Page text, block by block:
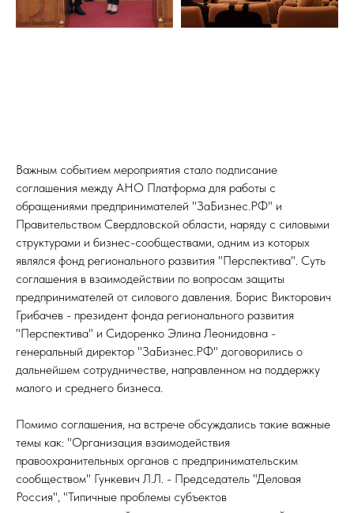
Важным событием мероприятия стало подписание
соглашения между АНО Платформа для работы с
обращениями предпринимателей "ЗаБизнес.РФ" и
Правительством Свердловской области, наряду с силовыми
структурами и бизнес-сообществами, одним из которых
являлся фонд регионального развития "Перспектива". Суть
соглашения в взаимодействии по вопросам защиты
предпринимателей от силового давления. Борис Викторович
Грибачев - президент фонда регионального развития
"Перспектива" и Сидоренко Элина Леонидовна -
генеральный директор "ЗаБизнес.РФ" договорились о
дальнейшем сотрудничестве, направленном на поддержку
малого и среднего бизнеса.
Помимо соглашения, на встрече обсуждались такие важные
темы как: "Организация взаимодействия
правоохранительных органов с предпринимательским
сообществом" Гункевич Л.Л. - Председатель "Деловая
Россия", "Типичные проблемы субъектов